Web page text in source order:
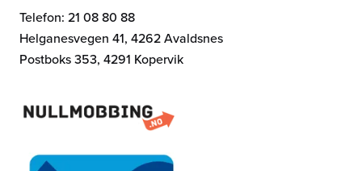
Telefon: 21 08 80 88
Helganesvegen 41, 4262 Avaldsnes
Postboks 353, 4291 Kopervik